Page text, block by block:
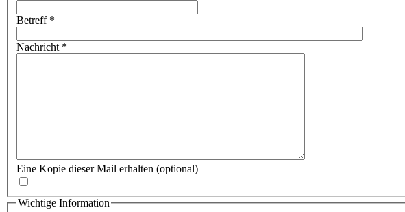
Betreff*
Nachricht*
Eine Kopie dieser Mail erhalten (optional)
Wichtige Information